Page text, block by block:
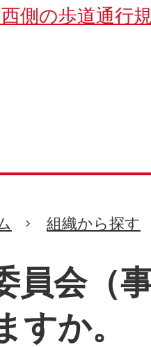
側の歩道通行
組織から探す
員会（
すか。